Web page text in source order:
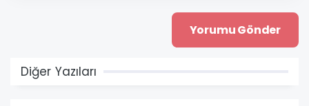
Diğer Yazıları